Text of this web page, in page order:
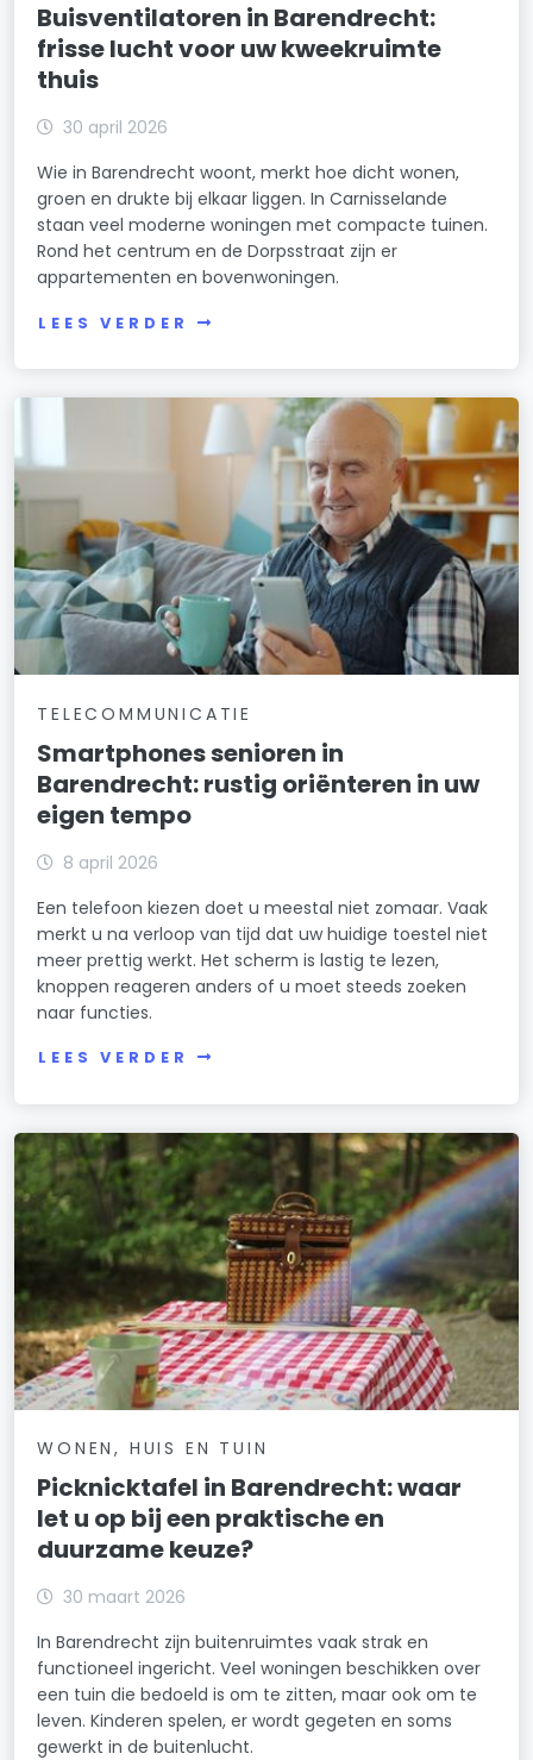
Buisventilatoren in Barendrecht:
frisse lucht voor uw kweekruimte
thuis
30 april 2026
Wie in Barendrecht woont, merkt hoe dicht wonen,
groen en drukte bij elkaar liggen. In Carnisselande
staan veel moderne woningen met compacte tuinen.
Rond het centrum en de Dorpsstraat zijn er
appartementen en bovenwoningen.
LEES VERDER
TELECOMMUNICATIE
Smartphones senioren in
Barendrecht: rustig oriënteren in uw
eigen tempo
8 april 2026
Een telefoon kiezen doet u meestal niet zomaar. Vaak
merkt u na verloop van tijd dat uw huidige toestel niet
meer prettig werkt. Het scherm is lastig te lezen,
knoppen reageren anders of u moet steeds zoeken
naar functies.
LEES VERDER
WONEN, HUIS EN TUIN
Picknicktafel in Barendrecht: waar
let u op bij een praktische en
duurzame keuze?
30 maart 2026
In Barendrecht zijn buitenruimtes vaak strak en
functioneel ingericht. Veel woningen beschikken over
een tuin die bedoeld is om te zitten, maar ook om te
leven. Kinderen spelen, er wordt gegeten en soms
gewerkt in de buitenlucht.